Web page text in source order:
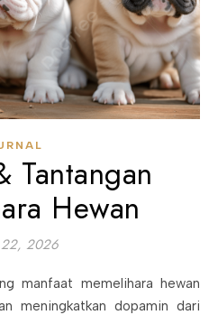
Tantangan
Hewan
22, 2026
meningkatkan dopamin dari